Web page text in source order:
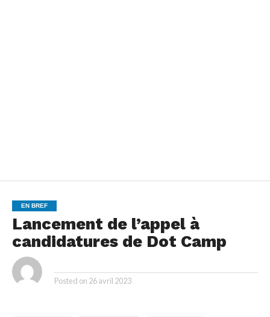
EN BREF
Lancement de l’appel à
candidatures de Dot Camp
Posted on 26 avril 2023